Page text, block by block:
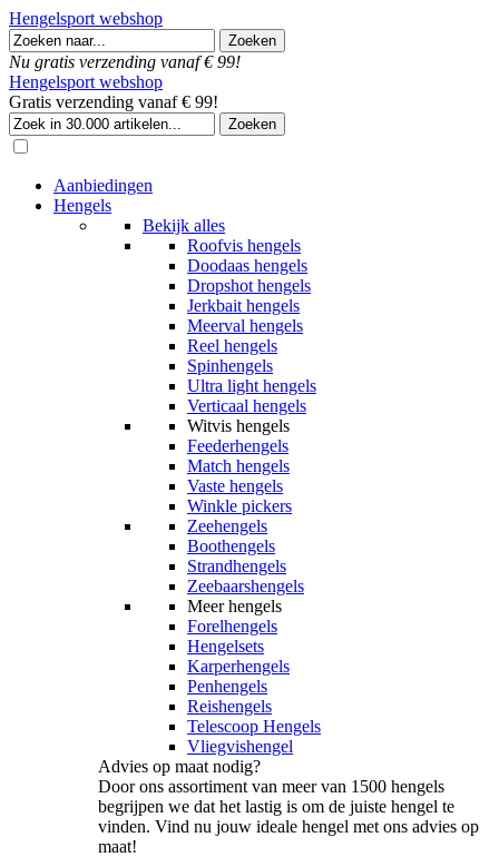
Hengelsport webshop
Nu gratis verzending vanaf € 99!
Hengelsport webshop
Gratis verzending vanaf € 99!
Aanbiedingen
Hengels
Bekijk alles
Roofvis hengels
Doodaas hengels
Dropshot hengels
Jerkbait hengels
Meerval hengels
Reel hengels
Spinhengels
Ultra light hengels
Verticaal hengels
Witvis hengels
Feederhengels
Match hengels
Vaste hengels
Winkle pickers
Zeehengels
Boothengels
Strandhengels
Zeebaarshengels
Meer hengels
Forelhengels
Hengelsets
Karperhengels
Penhengels
Reishengels
Telescoop Hengels
Vliegvishengel
Advies op maat nodig?
Door ons assortiment van meer van 1500 hengels
begrijpen we dat het lastig is om de juiste hengel te
vinden. Vind nu jouw ideale hengel met ons advies op
maat!